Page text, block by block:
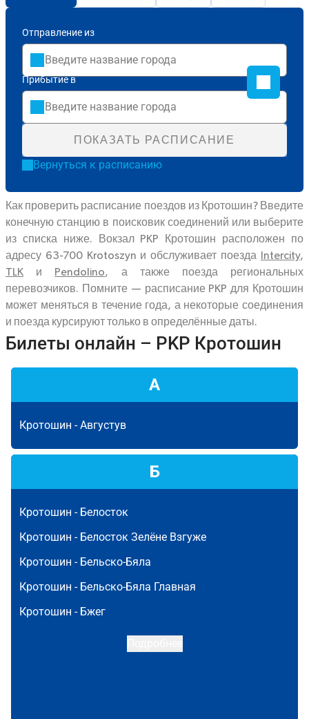
Отправление из
Прибытие в
ПОКАЗАТЬ РАСПИСАНИЕ
Вернуться к расписанию
Как проверить расписание поездов из Кротошин? Введите
конечную станцию в поисковик соединений или выберите
из списка ниже. Вокзал PKP Кротошин расположен по
адресу 63-700 Krotoszyn и обслуживает поезда
Intercity,
TLK и Pendolino, а также поезда региональных
перевозчиков. Помните — расписание PKP для Кротошин
может меняться в течение года, а некоторые соединения
и поезда курсируют только в определённые даты.
Билеты онлайн – PKP Кротошин
А
Кротошин -Августув
Б
Кротошин - Белосток
Кротошин - Белосток Зелёне Взгуже
Кротошин - Бельско-Бяла
Кротошин - Бельско-Бяла Главная
Кротошин - Бжег